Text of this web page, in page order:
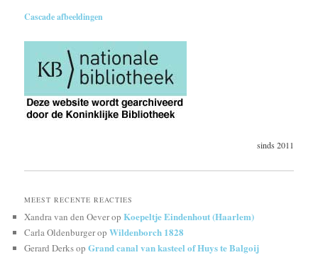
Cascade afbeeldingen
sinds 2011
MEEST RECENTE REACTIES
Xandra van den OeveropKoepeltje Eindenhout (Haarlem)
Carla OldenburgeropWildenborch 1828
Gerard DerksopGrand canal van kasteel of Huys te Balgoij